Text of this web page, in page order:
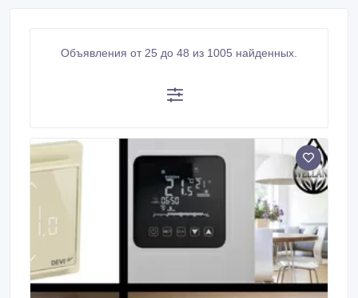
Объявления от 25 до 48 из 1005 найденных.